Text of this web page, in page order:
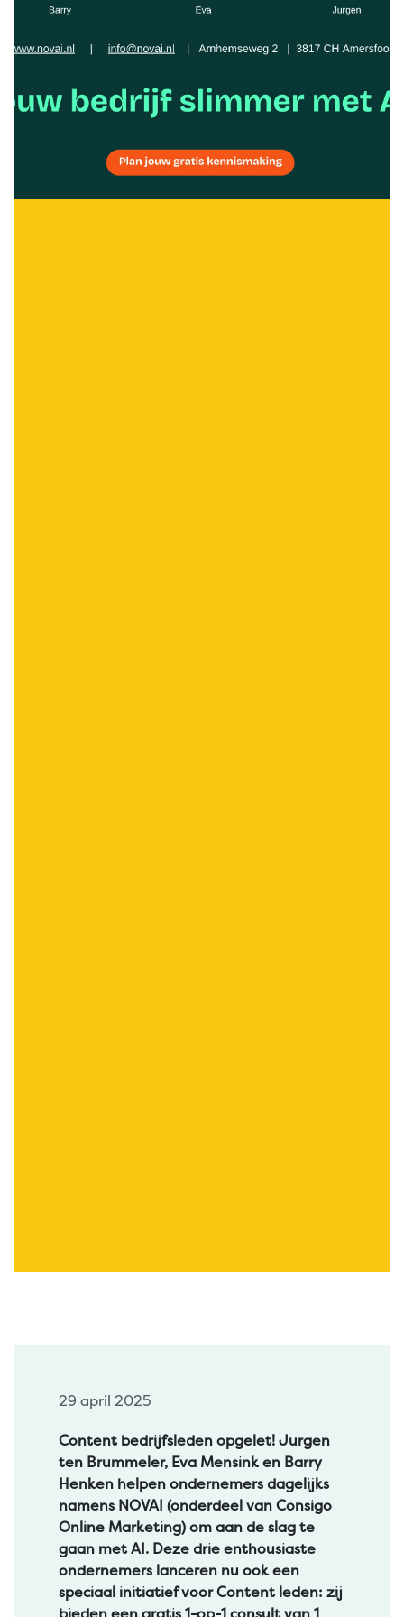
29 april 2025
Content bedrijfsleden opgelet! Jurgen
ten Brummeler, Eva Mensink en Barry
Henken helpen ondernemers dagelijks
namens NOVAI (onderdeel van Consigo
Online Marketing) om aan de slag te
gaan met AI. Deze drie enthousiaste
ondernemers lanceren nu ook een
speciaal initiatief voor Content leden: zij